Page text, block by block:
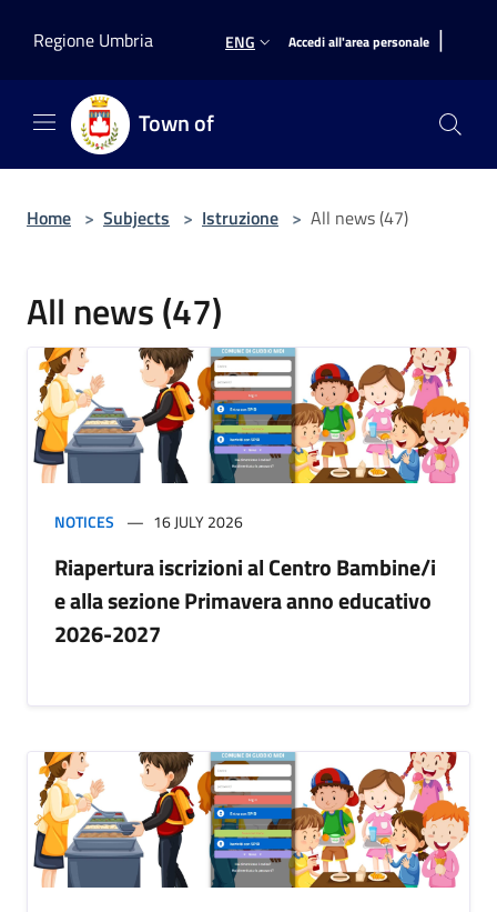
Regione Umbria
ENG Accedi all'area personale |
Town of
Home > Subjects > Istruzione > All news (47)
All news (47)
NOTICES 16 JULY 2026
Riapertura iscrizioni al Centro Bambine/i
e alla sezione Primavera anno educativo
2026-2027